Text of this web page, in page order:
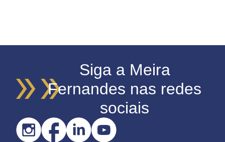
Siga a Meira
Fernandes nas redes
sociais